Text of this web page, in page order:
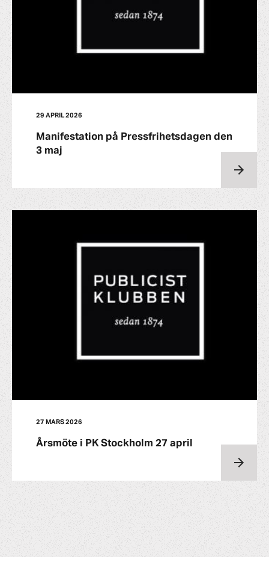
29 APRIL 2026
Manifestation på Pressfrihetsdagen den
3 maj
27 MARS 2026
Årsmöte i PK Stockholm 27 april